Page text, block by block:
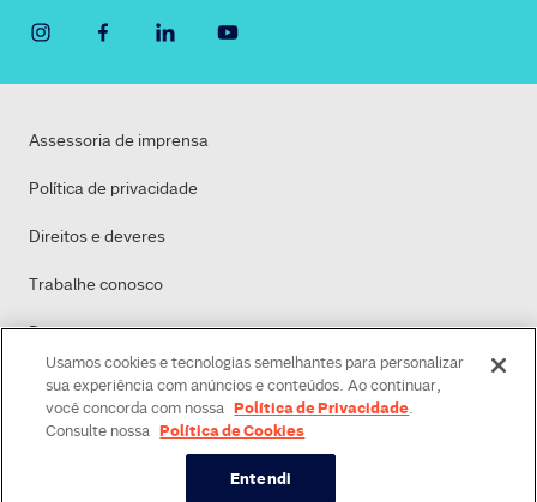
Assessoria de imprensa
Política de privacidade
Direitos e deveres
Trabalhe conosco
Dasa
Política de Cookies
Usamos cookies e tecnologias semelhantes para personalizar
sua experiência com anúncios e conteúdos. Ao continuar,
você concorda com nossa Política de Privacidade.
Consulte nossa Política de Cookies
Entendi